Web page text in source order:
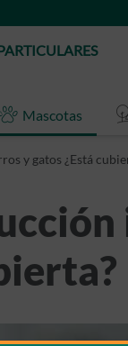
Mascotas
y gatos ¿Está